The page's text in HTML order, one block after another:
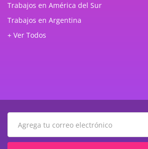
Trabajos en América del Sur
Trabajos en Argentina
+ Ver Todos